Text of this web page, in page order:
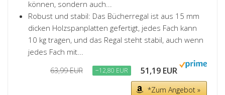
können, sondern auch...
Robust und stabil: Das Bücherregal ist aus 15 mm
dicken Holzspanplatten gefertigt, jedes Fach kann
10 kg tragen, und das Regal steht stabil, auch wenn
jedes Fach mit...
63,99 EUR −12,80 EUR 51,19 EUR
*Zum Angebot »